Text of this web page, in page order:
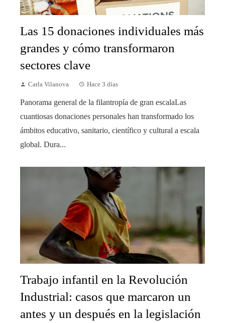
Las 15 donaciones individuales más
grandes y cómo transformaron
sectores clave
Carla Vilanova Hace 3 días
Panorama general de la filantropía de gran escalaLas
cuantiosas donaciones personales han transformado los
ámbitos educativo, sanitario, científico y cultural a escala
global. Dura...
Trabajo infantil en la Revolución
Industrial: casos que marcaron un
antes y un después en la legislación